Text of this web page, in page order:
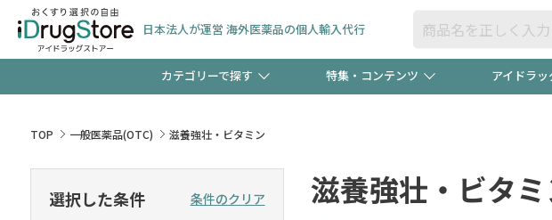
日本法人が運営 海外医薬品の個人輸入代行
カテゴリーで探す
一般医薬品(OTC)
特集・コンテンツ
【早割】お得なクーポン"3種類"出現中！今月のス
アイドラ
TOP 一般医薬品(OTC) 滋養強壮・ビタミン
選択した条件 条件のクリア 滋養強壮・ビタ